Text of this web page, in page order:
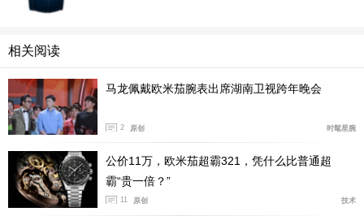
产品型号:PAM01370
相关阅读
马龙佩戴欧米茄腕表出席湖南卫视跨年晚会
2 原创 时髦星腕
公价11万，欧米茄超霸321，凭什么比普通超
霸“贵一倍？”
11 原创 技术